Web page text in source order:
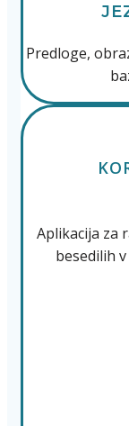
Predloge,
Aplikacija za
besedilih